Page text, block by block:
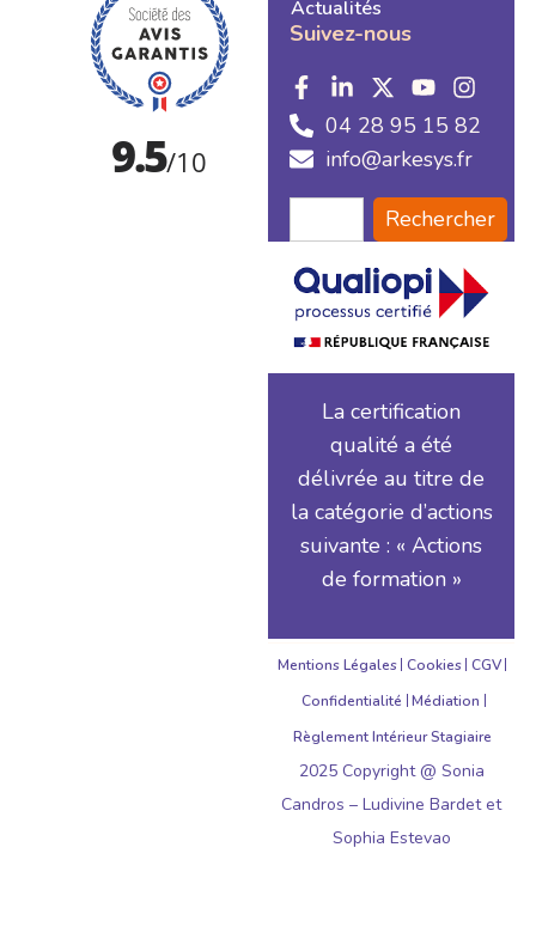
Actualités
Suivez-nous
04 28 95 15 82
info@arkesys.fr
Rechercher
La certification
qualité a été
délivrée au titre de
la catégorie d’actions
suivante : « Actions
de formation »
Mentions Légales Cookies CGV
Confidentialité Médiation
Règlement Intérieur Stagiaire
2025 Copyright @ Sonia
Candros – Ludivine Bardet et
Sophia Estevao